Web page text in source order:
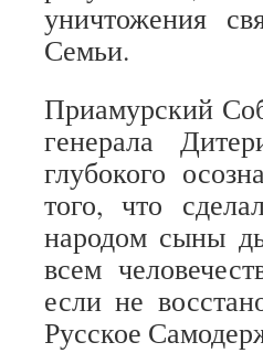
уничтожения
Семьи.
Приамурский
генерала
глубокого
того, что
народом сыны
всем
если не
Русское